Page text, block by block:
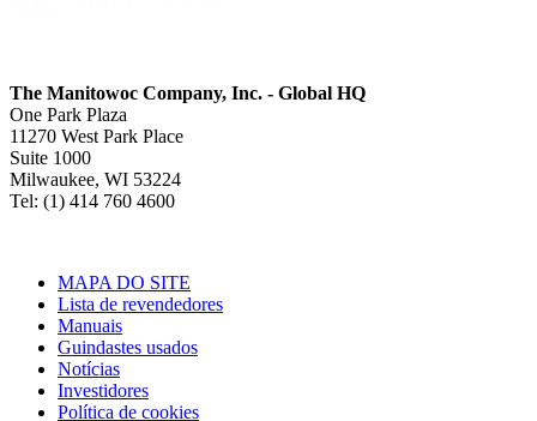
The Manitowoc Company, Inc. - Global HQ
One Park Plaza
11270 West Park Place
Suite 1000
Milwaukee, WI 53224
Tel: (1) 414 760 4600
MAPA DO SITE
Lista de revendedores
Manuais
Guindastes usados
Notícias
Investidores
Política de cookies